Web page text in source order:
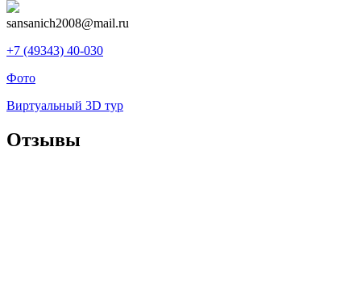
sansanich2008@mail.ru
+7 (49343) 40-030
Фото
Виртуальный 3D тур
Отзывы